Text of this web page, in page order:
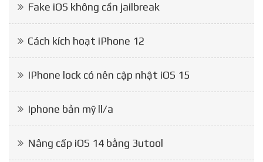
Fake iOS không cần jailbreak
Cách kích hoạt iPhone 12
IPhone lock có nên cập nhật iOS 15
Iphone bản mỹ ll/a
Nâng cấp iOS 14 bằng 3utool